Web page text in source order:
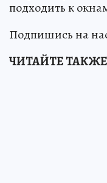
подходить к
Подпишись на
ЧИТАЙТЕ ТАКЖЕ